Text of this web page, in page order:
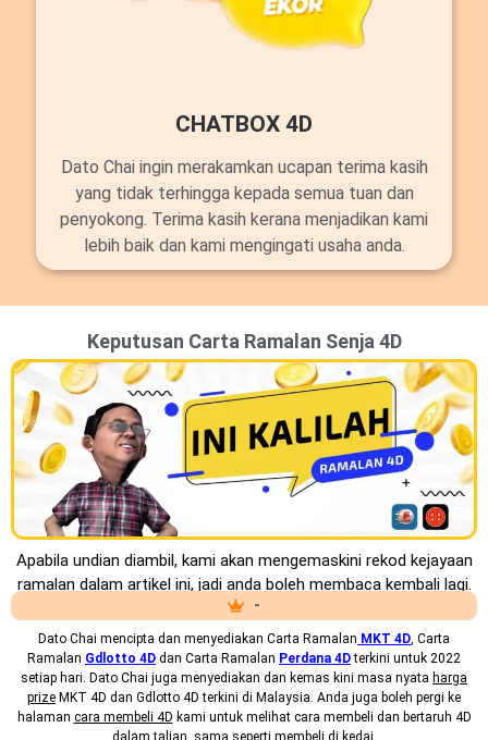
CHATBOX 4D
Dato Chai ingin merakamkan ucapan terima kasih
yang tidak terhingga kepada semua tuan dan
penyokong. Terima kasih kerana menjadikan kami
lebih baik dan kami mengingati usaha anda.
Keputusan Carta Ramalan Senja 4D
Apabila undian diambil, kami akan mengemaskini rekod kejayaan
ramalan dalam artikel ini, jadi anda boleh membaca kembali lagi.
-
Dato Chai mencipta dan menyediakan Carta Ramalan MKT 4D , Carta
Ramalan Gdlotto 4D dan Carta Ramalan Perdana 4Dterkini untuk 2022
setiap hari. Dato Chai juga menyediakan dan kemas kini masa nyata harga
prize MKT 4D dan Gdlotto 4D terkini di Malaysia. Anda juga boleh pergi ke
halaman cara membeli 4D kami untuk melihat cara membeli dan bertaruh 4D
dalam talian, sama seperti membeli di kedai.